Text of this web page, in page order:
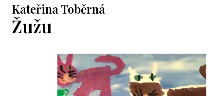
Kateřina Toběrná
Žužu